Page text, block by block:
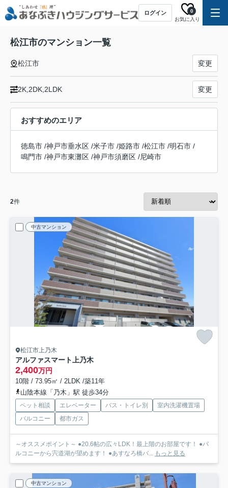
ログイン
お気に入り
0
松江市のマンション一覧
松江市 変更
2K,2DK,2LDK 変更
おすすめのエリア
徳島市 /神戸市垂水区 /米子市 /姫路市 /松江市 /明石市 /
鳴門市 /神戸市東灘区 /神戸市須磨区 /尼崎市
2件
中古マンション
松江市上乃木
アルファスマート上乃木
2,400万円
10階 / 73.95㎡ / 2LDK /築11年
山陰本線「乃木」駅 徒歩34分
ペット相談 エレベーター バス・トイレ別
室内洗濯機置場
バルコニー
都市ガス
～オススメポイント～ ●20.6帖の広々LDK！最上階のお部屋です！ ●バ
ルコニーから宍道湖が望めます！ ●あすなろ橋バ... もっと見る
中古マンション